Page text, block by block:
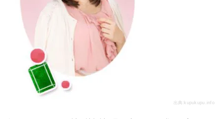
出典: kupukupu.info